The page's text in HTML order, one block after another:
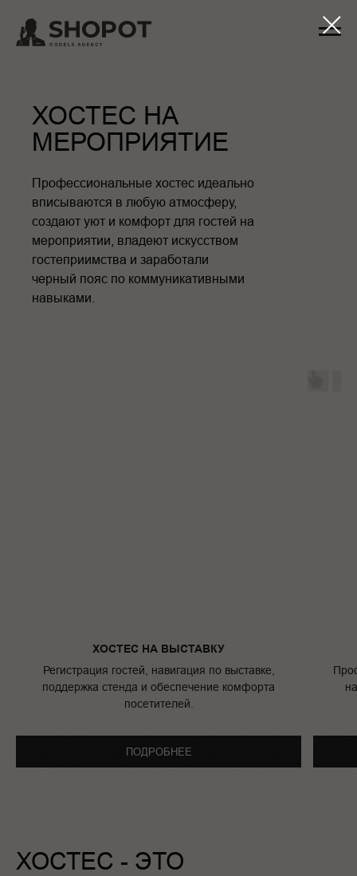
ХОСТЕС НА
МЕРОПРИЯТИЕ
Профессиональные хостес идеально
вписываются в любую атмосферу,
создают уют и комфорт для гостей на
мероприятии, владеют искусством
гостеприимства и заработали
черный пояс по коммуникативными
навыками.
ХОСТЕС НА ВЫСТАВКУ
Регистрация гостей, навигация по выставке,
поддержка стенда и обеспечение комфорта
посетителей.
ПОДРОБНЕЕ
ХОСТЕС - ЭТО